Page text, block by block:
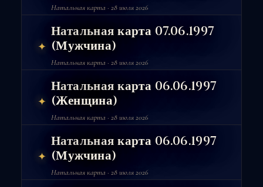
Натальная карта · 28 июля 2026
✦
Натальная карта 07.06.1997
(Мужчина)
Натальная карта · 28 июля 2026
✦
Натальная карта 06.06.1997
(Женщина)
Натальная карта · 28 июля 2026
✦
Натальная карта 06.06.1997
(Мужчина)
Натальная карта · 28 июля 2026